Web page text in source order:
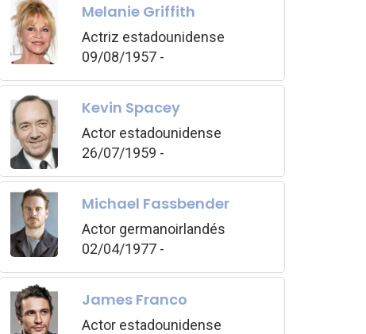
Melanie Griffith
Actriz estadounidense
09/08/1957 -
Kevin Spacey
Actor estadounidense
26/07/1959 -
Michael Fassbender
Actor germanoirlandés
02/04/1977 -
James Franco
Actor estadounidense